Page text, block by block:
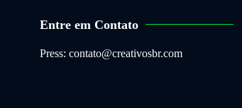
Entre em Contato
Press: contato@creativosbr.com